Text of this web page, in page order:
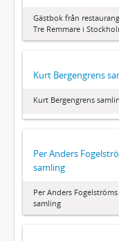
Gästbok från
Tre Remmare i
Kurt Bergengrens
Kurt Bergengrens
Per Anders
samling
Per Anders Fogelströms
samling